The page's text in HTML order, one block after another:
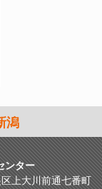
潟
ンター
上大川前通七番町